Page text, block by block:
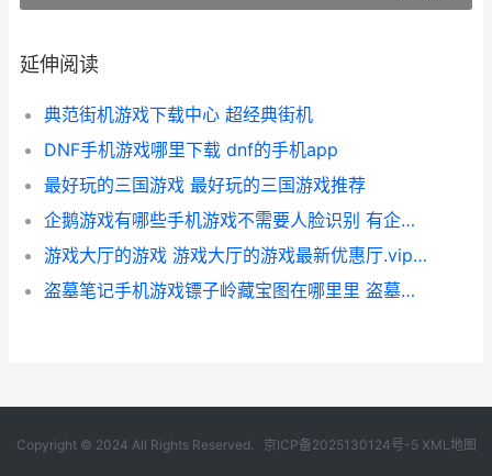
延伸阅读
典范街机游戏下载中心 超经典街机
DNF手机游戏哪里下载 dnf的手机app
最好玩的三国游戏 最好玩的三国游戏推荐
企鹅游戏有哪些手机游戏不需要人脸识别 有企鹅的游戏
游戏大厅的游戏 游戏大厅的游戏最新优惠厅.vip彩票进.中国
盗墓笔记手机游戏镖子岭藏宝图在哪里里 盗墓笔记游戏安卓版
Copyright © 2024 All Rights Reserved. 京ICP备2025130124号-5 XML地图